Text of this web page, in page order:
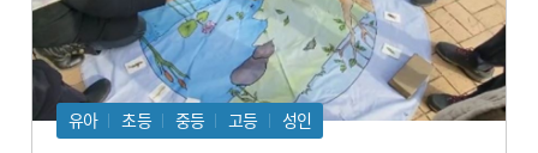
유아 초등 중등 고등 성인